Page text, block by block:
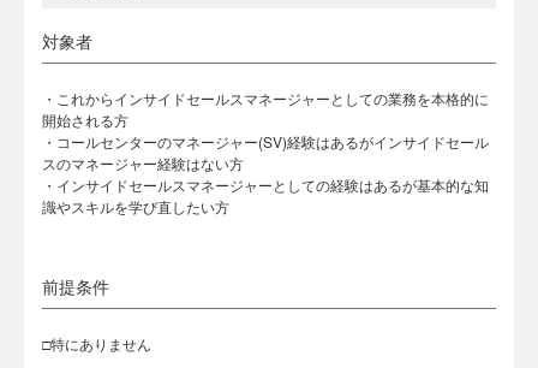
対象者
・これからインサイドセールスマネージャーとしての業務を本格的に
開始される方
・コールセンターのマネージャー(SV)経験はあるがインサイドセール
スのマネージャー経験はない方
・インサイドセールスマネージャーとしての経験はあるが基本的な知
識やスキルを学び直したい方
前提条件
□特にありません